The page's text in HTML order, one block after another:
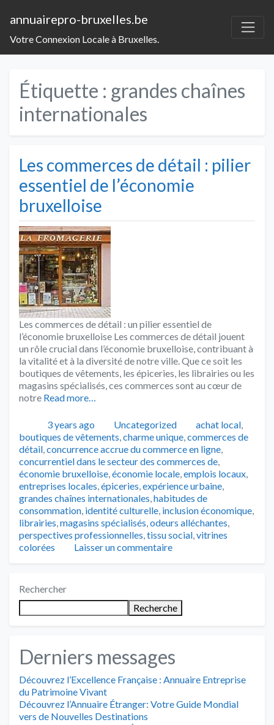
annuairepro-bruxelles.be
Votre Connexion Locale à Bruxelles.
Étiquette : grandes chaînes
internationales
Les commerces de détail : pilier
essentiel de l’économie
bruxelloise
Les commerces de détail : un pilier essentiel de
l’économie bruxelloise Les commerces de détail jouent
un rôle crucial dans l’économie bruxelloise, contribuant à
la vitalité et à la diversité de notre ville. Que ce soit les
boutiques de vêtements, les épiceries, les librairies ou les
magasins spécialisés, ces commerces sont au cœur de
notre Read more…
Publié3 years ago Catégories
Uncategorized Tags
achat local,
boutiques de vêtements,charme unique,commerces de
détail,concurrence accrue du commerce en ligne,
concurrentiel dans le secteur des commerces de,
économie bruxelloise,économie locale,emplois locaux,
entreprises locales,épiceries,expérience urbaine,
grandes chaînes internationales,habitudes de
consommation, identité culturelle, inclusion économique,
librairies,magasins spécialisés,odeurs alléchantes,
perspectives professionnelles,tissu social,vitrines
colorées
Laisser un commentaire
Rechercher
Recherche
Derniers messages
Découvrez l’Excellence Française : Annuaire Entreprise
du Patrimoine Vivant
Découvrez l’Annuaire Étranger: Votre Guide Mondial
vers de Nouvelles Destinations